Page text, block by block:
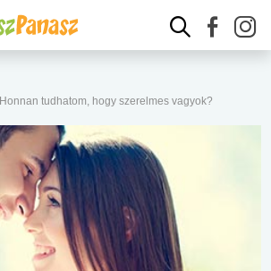
Honnan tudhatom, hogy szerelmes vagyok?